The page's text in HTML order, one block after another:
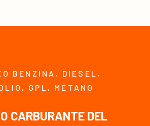
BENZINA, DIESEL,
GPL, METANO
CARBURANTE DEL